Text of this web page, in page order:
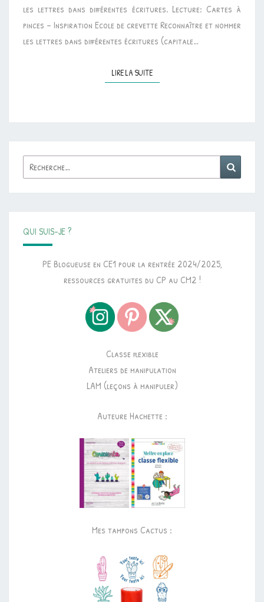
les lettres dans différentes écritures. Lecture: Cartes à
pinces – Inspiration Ecole de crevette Reconnaître et nommer
les lettres dans différentes écritures (capitale…
LIRE LA SUITELIRE LA SUITE
Rechercher :
QUI SUIS-JE ?
PE Blogueuse en CE1 pour la rentrée 2024/2025,
ressources gratuites du CP au CM2 !
Classe flexible
Ateliers de manipulation
LAM (leçons à manipuler)
Auteure Hachette :
Mes tampons Cactus :